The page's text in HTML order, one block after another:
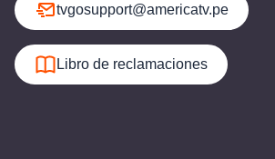
tvgosupport@americatv.pe
Libro de reclamaciones